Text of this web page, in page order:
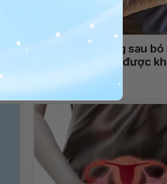
Bị di lệch xương sau bó
định có thể mổ được